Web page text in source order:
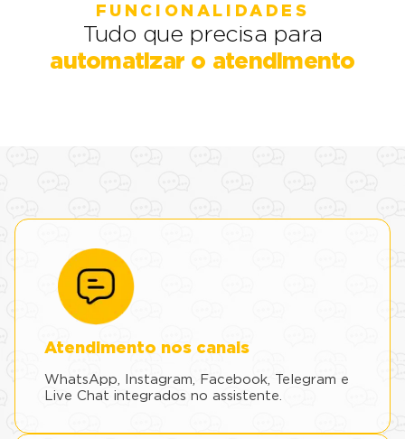
FUNCIONALIDADES
Tudo que precisa para
automatizar o atendimento
Atendimento nos canais
WhatsApp, Instagram, Facebook, Telegram e
Live Chat integrados no assistente.